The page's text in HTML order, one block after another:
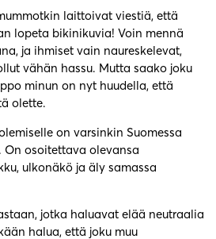
laittoivat viestiä, että
lopeta bikinikuvia! Voin mennä
ja ihmiset vain naureskelevat,
vähän hassu. Mutta saako joku
minun on nyt huudella, että
olette.
on varsinkin Suomessa
osoitettava olevansa
ulkonäkö ja äly samassa
jotka haluavat elää neutraalia
halua, että joku muu